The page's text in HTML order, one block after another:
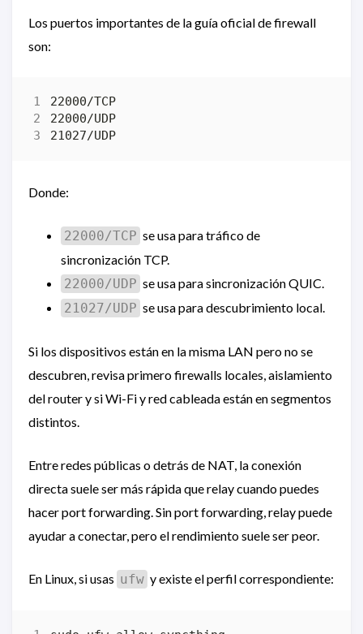
Los puertos importantes de la guía oficial de firewall
son:
Donde:
22000/TCP se usa para tráfico de
sincronización TCP.
22000/UDP se usa para sincronización QUIC.
21027/UDP se usa para descubrimiento local.
Si los dispositivos están en la misma LAN pero no se
descubren, revisa primero firewalls locales, aislamiento
del router y si Wi-Fi y red cableada están en segmentos
distintos.
Entre redes públicas o detrás de NAT, la conexión
directa suele ser más rápida que relay cuando puedes
hacer port forwarding. Sin port forwarding, relay puede
ayudar a conectar, pero el rendimiento suele ser peor.
En Linux, si usas ufw y existe el perfil correspondiente: